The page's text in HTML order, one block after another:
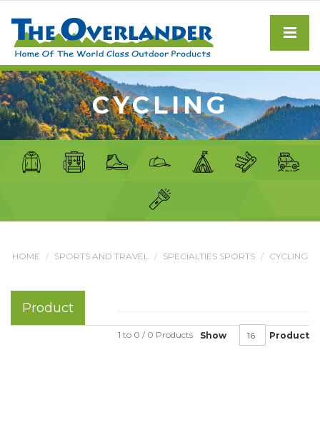
CYCLING
HOME SPORTS AND TRAVEL SPECIALTIES SPORTS CYCLING
Product
Show Product
1 to 0 / 0 Products